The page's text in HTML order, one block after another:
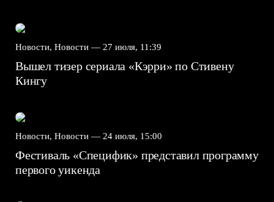
Новости, Новости — 27 июля, 11:39
Вышел тизер сериала «Кэрри» по Стивену
Кингу
Новости, Новости — 24 июля, 15:00
Фестиваль «Специфик» представил программу
первого уикенда